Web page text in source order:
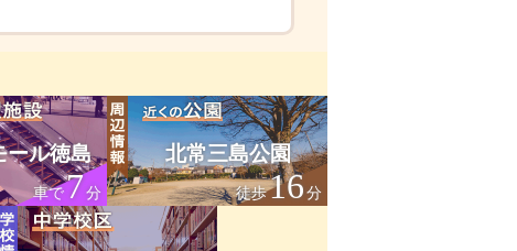
ール徳島
車で7分
北常三島公園
徒歩16分